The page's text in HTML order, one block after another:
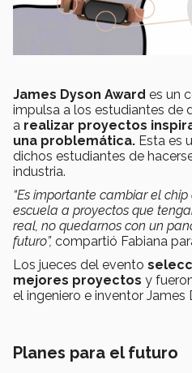
James Dyson Award es un
impulsa a los estudiantes de
a realizar proyectos
una problemática. Esta es
dichos estudiantes de
industria.
“Es importante cambiar el
escuela a proyectos que
real, no quedarnos con un
futuro”, compartió Fabiana
Los jueces del evento
mejores proyectos y
el ingeniero e inventor James
Planes para el futuro